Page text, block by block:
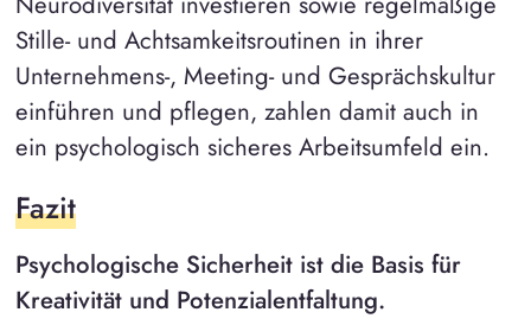
Stille- und Achtsamkeitsroutinen in ihrer
Unternehmens-, Meeting- und Gesprächskultur
einführen und pflegen, zahlen damit auch in
ein psychologisch sicheres Arbeitsumfeld ein.
Fazit
Psychologische Sicherheit ist die Basis für
Kreativität und Potenzialentfaltung.